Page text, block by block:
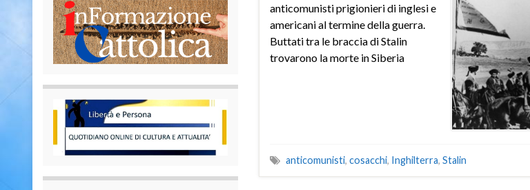
anticomunisti prigionieri di inglesi e
americani al termine della guerra.
Buttati tra le braccia di Stalin
trovarono la morte in Siberia
anticomunisti, cosacchi, Inghilterra, Stalin